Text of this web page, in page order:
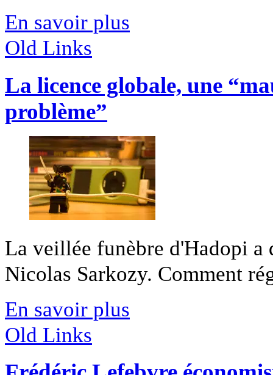
En savoir plus
Old Links
La licence globale, une
problème”
La veillée funèbre d'Hadopi a
Nicolas Sarkozy. Comment
En savoir plus
Old Links